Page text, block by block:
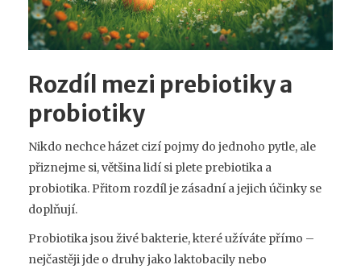
Rozdíl mezi prebiotiky a
probiotiky
Nikdo nechce házet cizí pojmy do jednoho pytle, ale
přiznejme si, většina lidí si plete prebiotika a
probiotika. Přitom rozdíl je zásadní a jejich účinky se
doplňují.
Probiotika jsou živé bakterie, které užíváte přímo –
nejčastěji jde o druhy jako laktobacily nebo